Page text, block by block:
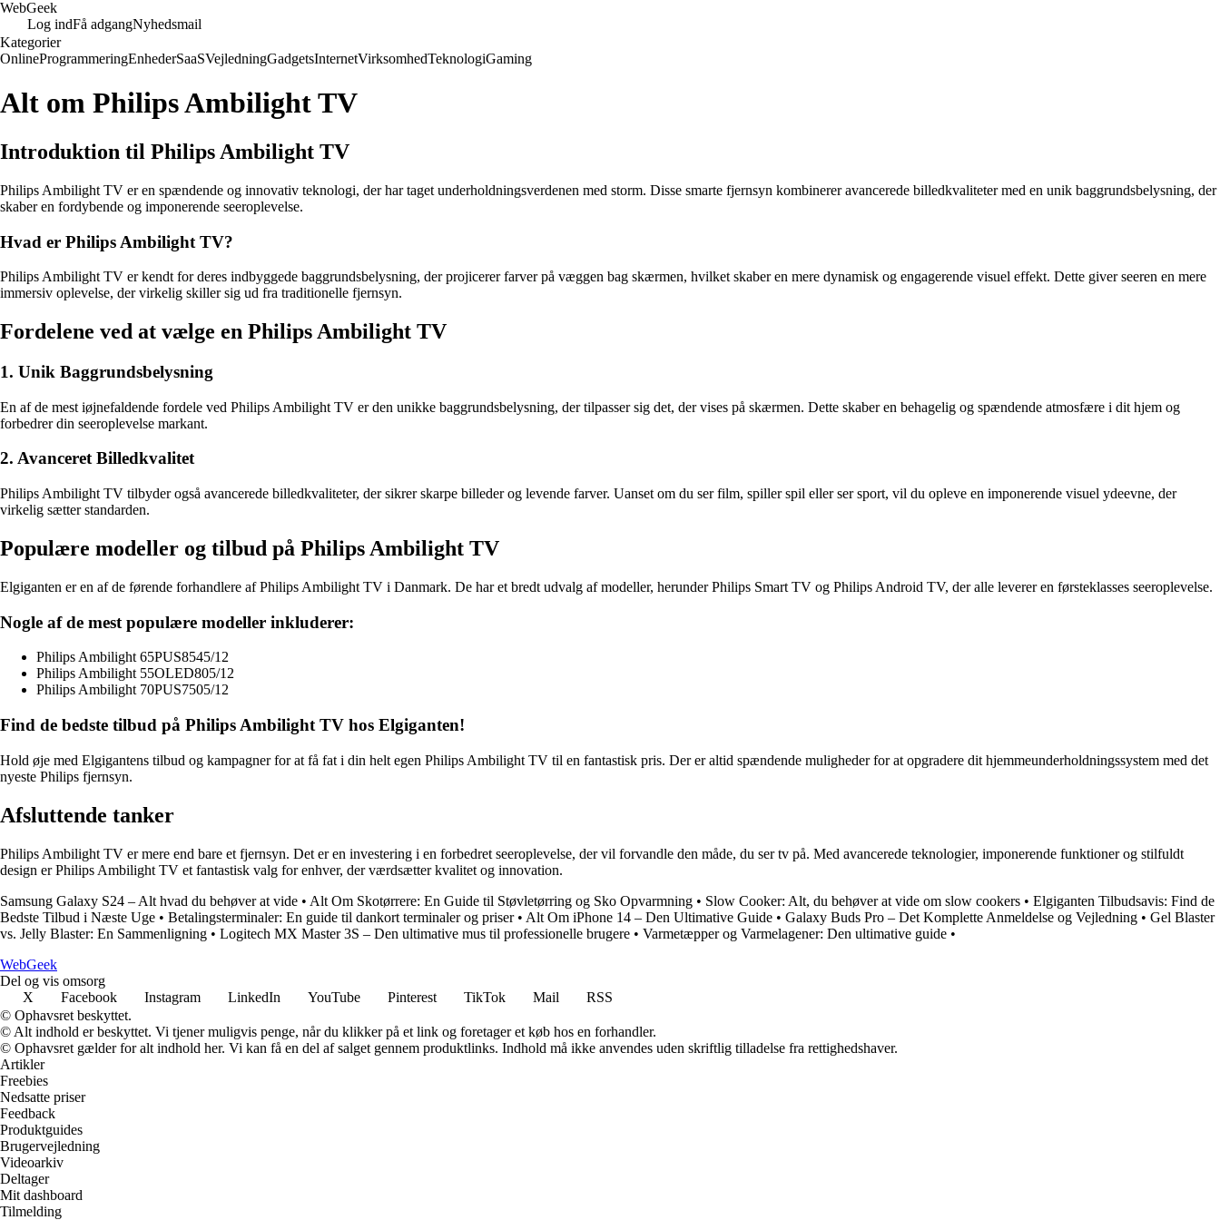
WebGeek
Log indFå adgangNyhedsmail
Kategorier
OnlineProgrammeringEnhederSaaSVejledningGadgetsInternetVirksomhedTeknologiGaming
Alt om Philips Ambilight TV
Introduktion til Philips Ambilight TV
Philips Ambilight TV er en spændende og innovativ teknologi, der har taget underholdningsverdenen med storm. Disse smarte fjernsyn kombinerer avancerede billedkvaliteter med en unik baggrundsbelysning, der
skaber en fordybende og imponerende seeroplevelse.
Hvad er Philips Ambilight TV?
Philips Ambilight TV er kendt for deres indbyggede baggrundsbelysning, der projicerer farver på væggen bag skærmen, hvilket skaber en mere dynamisk og engagerende visuel effekt. Dette giver seeren en mere
immersiv oplevelse, der virkelig skiller sig ud fra traditionelle fjernsyn.
Fordelene ved at vælge en Philips Ambilight TV
1. Unik Baggrundsbelysning
En af de mest iøjnefaldende fordele ved Philips Ambilight TV er den unikke baggrundsbelysning, der tilpasser sig det, der vises på skærmen. Dette skaber en behagelig og spændende atmosfære i dit hjem og
forbedrer din seeroplevelse markant.
2. Avanceret Billedkvalitet
Philips Ambilight TV tilbyder også avancerede billedkvaliteter, der sikrer skarpe billeder og levende farver. Uanset om du ser film, spiller spil eller ser sport, vil du opleve en imponerende visuel ydeevne, der
virkelig sætter standarden.
Populære modeller og tilbud på Philips Ambilight TV
Elgiganten er en af de førende forhandlere af Philips Ambilight TV i Danmark. De har et bredt udvalg af modeller, herunder Philips Smart TV og Philips Android TV, der alle leverer en førsteklasses seeroplevelse.
Nogle af de mest populære modeller inkluderer:
Philips Ambilight 65PUS8545/12
Philips Ambilight 55OLED805/12
Philips Ambilight 70PUS7505/12
Find de bedste tilbud på Philips Ambilight TV hos Elgiganten!
Hold øje med Elgigantens tilbud og kampagner for at få fat i din helt egen Philips Ambilight TV til en fantastisk pris. Der er altid spændende muligheder for at opgradere dit hjemmeunderholdningssystem med det
nyeste Philips fjernsyn.
Afsluttende tanker
Philips Ambilight TV er mere end bare et fjernsyn. Det er en investering i en forbedret seeroplevelse, der vil forvandle den måde, du ser tv på. Med avancerede teknologier, imponerende funktioner og stilfuldt
design er Philips Ambilight TV et fantastisk valg for enhver, der værdsætter kvalitet og innovation.
Samsung Galaxy S24 – Alt hvad du behøver at vide • Alt Om Skotørrere: En Guide til Støvletørring og Sko Opvarmning • Slow Cooker: Alt, du behøver at vide om slow cookers • Elgiganten Tilbudsavis: Find de
Bedste Tilbud i Næste Uge • Betalingsterminaler: En guide til dankort terminaler og priser• Alt Om iPhone 14 – Den Ultimative Guide • Galaxy Buds Pro – Det Komplette Anmeldelse og Vejledning • Gel Blaster
vs. Jelly Blaster: En Sammenligning • Logitech MX Master 3S – Den ultimative mus til professionelle brugere • Varmetæpper og Varmelagener: Den ultimative guide •
WebGeek
Del og vis omsorg
X
Facebook Instagram LinkedIn YouTube Pinterest TikTok Mail
RSS
© Ophavsret beskyttet.
© Alt indhold er beskyttet. Vi tjener muligvis penge, når du klikker på et link og foretager et køb hos en forhandler.
© Ophavsret gælder for alt indhold her. Vi kan få en del af salget gennem produktlinks. Indhold må ikke anvendes uden skriftlig tilladelse fra rettighedshaver.
Artikler
Freebies
Nedsatte priser
Feedback
Produktguides
Brugervejledning
Videoarkiv
Deltager
Mit dashboard
Tilmelding